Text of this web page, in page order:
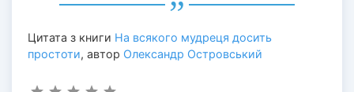
Цитата з книги На всякого мудреця досить
простоти, автор Олександр Островський